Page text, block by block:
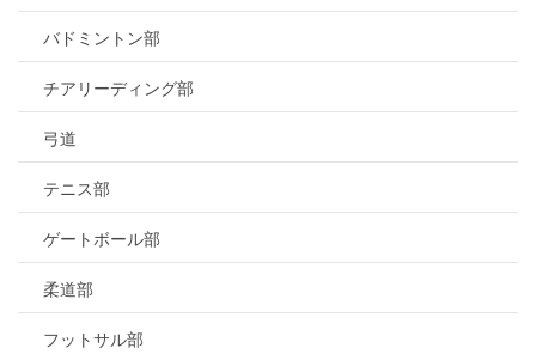
バドミントン部
チアリーディング部
弓道
テニス部
ゲートボール部
柔道部
フットサル部